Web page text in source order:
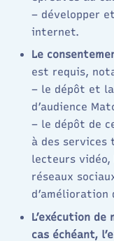
– développer
internet.
Le
est requis,
– le dépôt et
d’audience
– le dépôt de
à des services
lecteurs
réseaux
d’amélioration
L’exécution
cas échéant,